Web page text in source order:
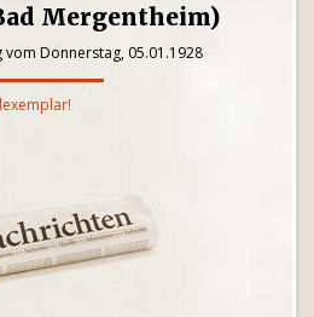
Mergentheim)
Donnerstag, 05.01.1928